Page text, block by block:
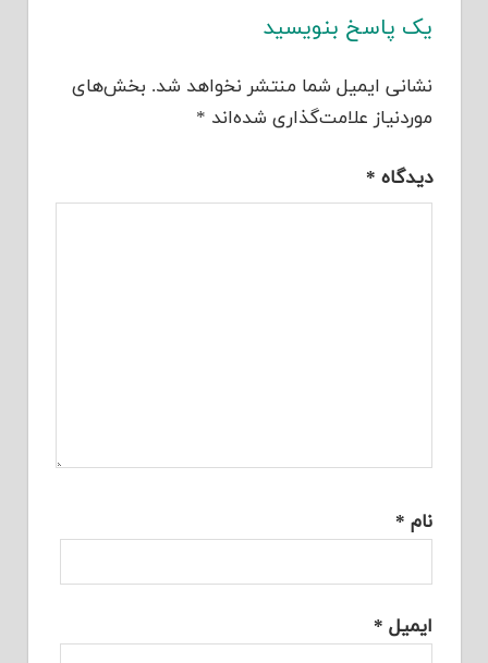
یک پاسخ بنویسید
نشانی ایمیل شما منتشر نخواهد شد. بخش‌های
موردنیاز علامت‌گذاری شده‌اند *
دیدگاه *
نام *
ایمیل *